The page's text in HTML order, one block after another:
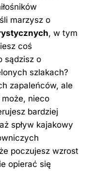
marzysz o
, w tym
coś
sądzisz o
szlakach?
zapaleńców, ale
nieco
bardziej
spływ kajakowy
poczujesz wzrost
opierać się